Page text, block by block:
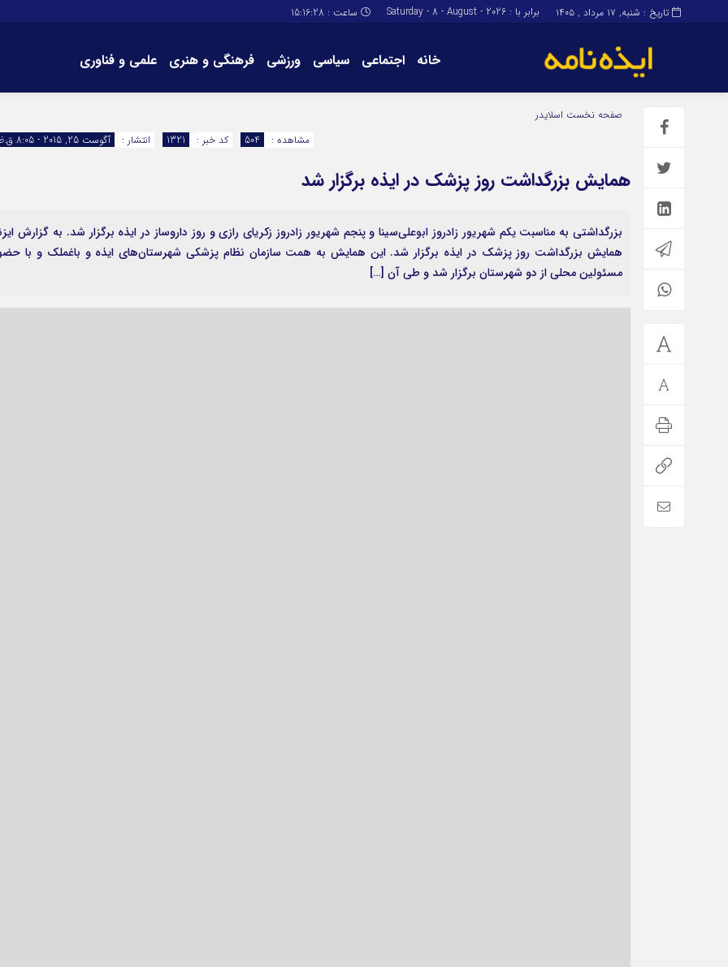
تاریخ : شنبه, ۱۷ مرداد , ۱۴۰۵ برابر با : Saturday - 8 - August - 2026 ساعت : 15:16:29
خانه اجتماعی سیاسی ورزشی فرهنگی و هنری علمی و فناوری
برگه نمونهصفحه نخست اسلایدر
انتشار :
آگوست 25, 2015 - 8:05 ق.ظ کد خبر : 1321 مشاهده : 504
همایش بزرگداشت روز پزشک در ایذه برگزار شد
بزرگداشتی به مناسبت یکم شهریور زادروز ابوعلی‌سینا و پنجم شهریور زادروز زکریای رازی و روز داروساز در ایذه برگزار شد. به گزارش
همایش بزرگداشت روز پزشک در ایذه برگزار شد. این همایش به همت سازمان نظام پزشکی شهرستان‌های ایذه و باغملک و با
مسئولین محلی از دو شهرستان برگزار شد و طی آن […]